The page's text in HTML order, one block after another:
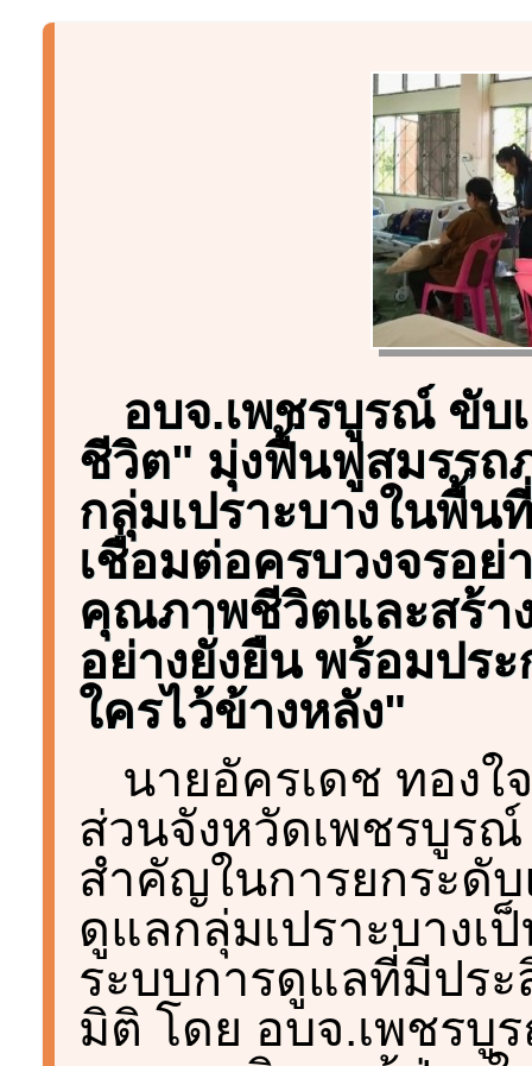
อบจ.เพชรบูรณ์ ขับ
ชีวิต" มุ่งฟื้นฟูสมรรถ
กลุ่มเปราะบางในพื้
เชื่อมต่อครบวงจรอย่
คุณภาพชีวิตและสร้า
อย่างยั่งยืน พร้อมปร
ใครไว้ข้างหลัง"
นายอัครเดช ทองใ
ส่วนจังหวัดเพชรบูรณ์
สำคัญในการยกระดั
ดูแลกลุ่มเปราะบาง
ระบบการดูแลที่มีปร
มิติ โดย อบจ.เพชรบู